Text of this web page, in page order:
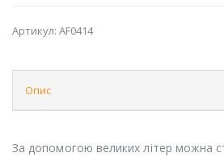
Артикул: AF0414
Опис
За допомогою великих літер можна